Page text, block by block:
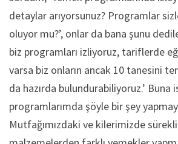
detaylar arıyorsunuz? Programlar
oluyor mu?’, onlar da bana şunu
biz programları izliyoruz, tariflerde
varsa biz onların ancak 10 tanesini
da hazırda bulundurabiliyoruz.’
programlarımda şöyle bir şey
Mutfağımızdaki ve kilerimizde sürekli